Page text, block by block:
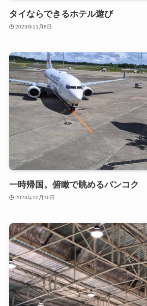
タイならできるホテル遊び
2023年11月8日
一時帰国。俯瞰で眺めるバンコク
2023年10月16日